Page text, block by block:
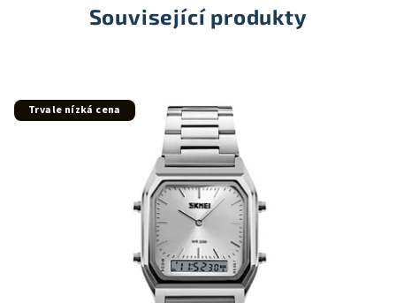
Související produkty
Trvale nízká cena